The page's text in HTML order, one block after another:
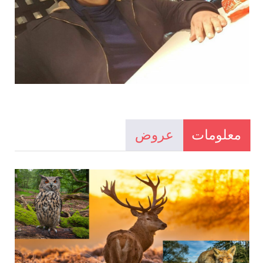
معلومات عروض